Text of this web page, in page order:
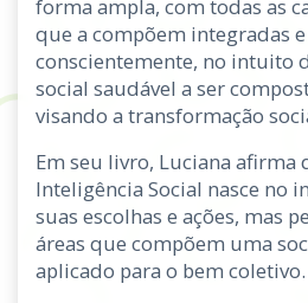
forma ampla, com todas as
que a compõem integradas
conscientemente, no intuito
social saudável a ser
visando a transformação
Em seu livro, Luciana afirma
Inteligência Social nasce no
suas escolhas e ações, mas
áreas que compõem uma
aplicado para o bem coletivo.